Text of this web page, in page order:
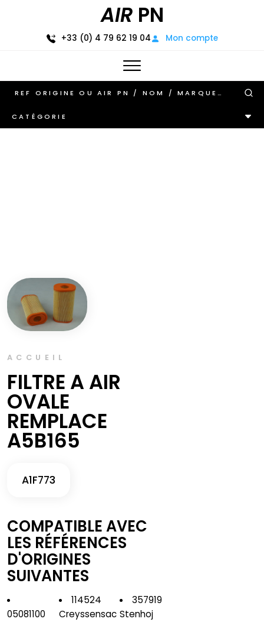
AIR PN
+33 (0) 4 79 62 19 04 Mon compte
CATÉGORIE
ACCUEIL
FILTRE A AIR
OVALE
REMPLACE
A5B165
A1F773
COMPATIBLE AVEC
LES RÉFÉRENCES
D'ORIGINES
SUIVANTES
05081100
114524
Creyssensac
357919
Stenhoj